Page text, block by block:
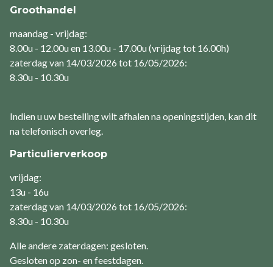
Groothandel
maandag - vrijdag:
8.00u - 12.00u en 13.00u - 17.00u (vrijdag tot 16.00h)
zaterdag van 14/03/2026 tot 16/05/2026:
8.30u - 10.30u
Indien u uw bestelling wilt afhalen na openingstijden, kan dit
na telefonisch overleg.
Particulierverkoop
vrijdag:
13u - 16u
zaterdag van 14/03/2026 tot 16/05/2026:
8.30u - 10.30u
Alle andere zaterdagen: gesloten.
Gesloten op zon- en feestdagen.